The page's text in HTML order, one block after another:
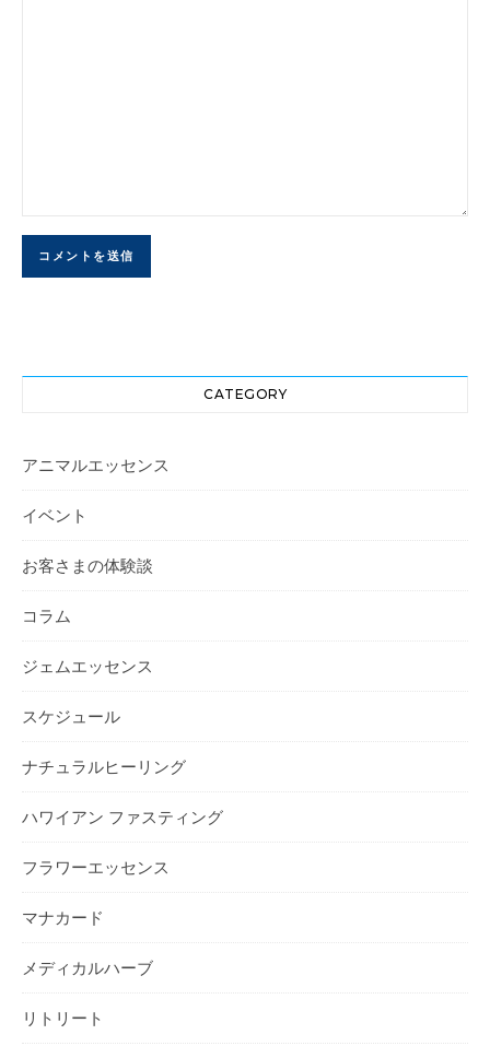
CATEGORY
アニマルエッセンス
イベント
お客さまの体験談
コラム
ジェムエッセンス
スケジュール
ナチュラルヒーリング
ハワイアン ファスティング
フラワーエッセンス
マナカード
メディカルハーブ
リトリート